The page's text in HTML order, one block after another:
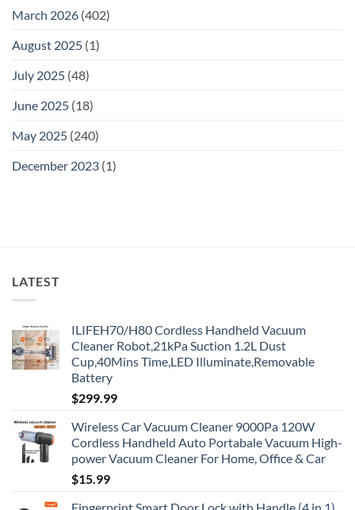
March 2026 (402)
August 2025 (1)
July 2025 (48)
June 2025 (18)
May 2025 (240)
December 2023 (1)
LATEST
ILIFEH70/H80 Cordless Handheld Vacuum
Cleaner Robot,21kPa Suction 1.2L Dust
Cup,40Mins Time,LED Illuminate,Removable
Battery
$299.99
Wireless Car Vacuum Cleaner 9000Pa 120W
Cordless Handheld Auto Portabale Vacuum High-
power Vacuum Cleaner For Home, Office & Car
$15.99